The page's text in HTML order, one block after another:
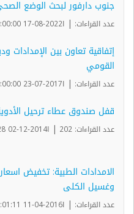
جنوب دارفور لبحث الوضع
عدد القراءات: | ا2022-08-17 00:00:00
إتفاقية تعاون بين الإمدادات
القومي
عدد القراءات: | ا2017-07-23 00:00:00
قفل صندوق عطاء ترحيل
عدد القراءات: 202 | ا2014-12-02 13:10:28
الامدادات الطبية: تخفيض
وغسيل الكلى
عدد القراءات: | ا2016-04-11 12:01:11